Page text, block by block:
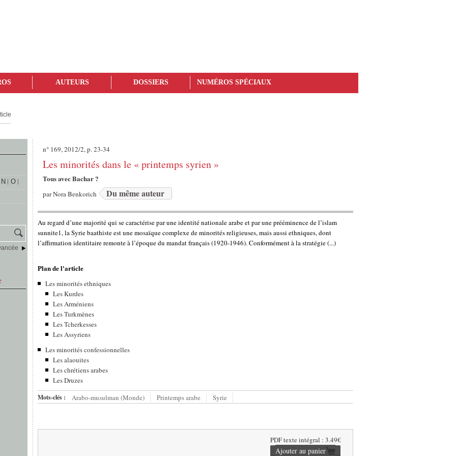
AUTEURS DOSSIERS NUMÉROS SPÉCIAUX
N
O
n° 169, 2012/2, p. 23-34
Les minorités dans le « printemps syrien »
Tous avec Bachar ?
parNora Benkorich Du même auteur
Au regard d’une majorité qui se caractérise par une identité nationale arabe et par une prééminence de l’islam
sunnite1, la Syrie baathiste est une mosaïque complexe de minorités religieuses, mais aussi ethniques, dont
l’affirmation identitaire remonte à l’époque du mandat français (1920-1946). Conformément à la stratégie (...)
Plan de l'article
Les minorités ethniques
Les Kurdes
Les Arméniens
Les Turkmènes
Les Tcherkesses
Les Assyriens
Les minorités confessionnelles
Les alaouites
Les chrétiens arabes
Les Druzes
Mots-clés : Arabo-musulman (Monde) Printemps arabe Syrie
PDF texte intégral : 3.49€